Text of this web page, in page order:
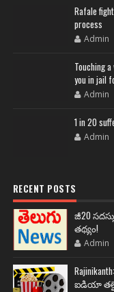
Rafale
process
Admin
Touching
you in jail
Admin
1 in 20
Admin
RECENT POSTS
జీ20
తథ్యం!
Admin
ఐడియా